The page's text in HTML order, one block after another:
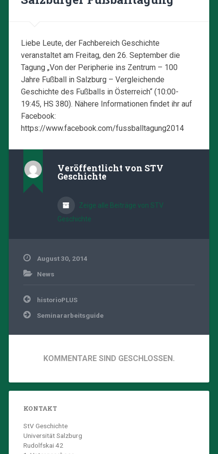
Liebe Leute, der Fachbereich Geschichte
veranstaltet am Freitag, den 26. September die
Tagung „Von der Peripherie ins Zentrum – 100
Jahre Fußball in Salzburg – Vergleichende
Geschichte des Fußballs in Österreich“ (10:00-
19:45, HS 380). Nähere Informationen findet ihr auf
Facebook:
https://www.facebook.com/fussballtagung2014
Veröffentlicht von STV
Geschichte
Zeige alle Beiträge von STV
Geschichte
August 30, 2014
News
Beitragsnavigation
historioPLUS
Seminararbeitsguide
KOMMENTARE SIND GESCHLOSSEN.
KONTAKT
StV Geschichte
Universität Salzburg
Rudolfskai 42